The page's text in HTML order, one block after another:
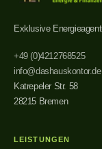
Exklusive
+49 (0)421 2768525
info@dashauskontor.de
Katrepeler Str. 58
28215 Bremen
LEISTUNGEN